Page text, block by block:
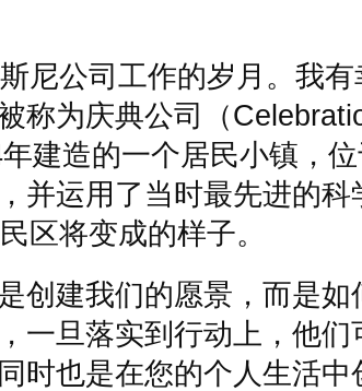
尼公司工作的岁月。我
称为庆典公司（
年建造的一个居民小镇，
并运用了当时最先进的
区将变成的样子。
创建我们的愿景，而是
一旦落实到行动上，他
时也是在您的个人生活中